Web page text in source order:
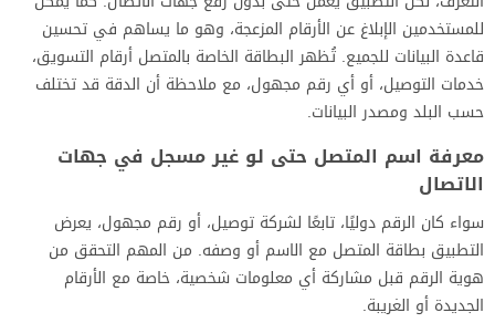
للمستخدمين الإبلاغ عن الأرقام المزعجة، وهو ما يساهم في تحسين
قاعدة البيانات للجميع. تُظهر البطاقة الخاصة بالمتصل أرقام التسويق،
خدمات التوصيل، أو أي رقم مجهول، مع ملاحظة أن الدقة قد تختلف
حسب البلد ومصدر البيانات.
معرفة اسم المتصل حتى لو غير مسجل في جهات
الاتصال
سواء كان الرقم دوليًا، تابعًا لشركة توصيل، أو رقم مجهول، يعرض
التطبيق بطاقة المتصل مع الاسم أو وصفه. من المهم التحقق من
هوية الرقم قبل مشاركة أي معلومات شخصية، خاصة مع الأرقام
الجديدة أو الغريبة.